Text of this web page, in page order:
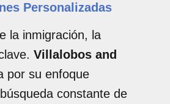
Personalizadas
la inmigración, la
Villalobos and
por su enfoque
constante de